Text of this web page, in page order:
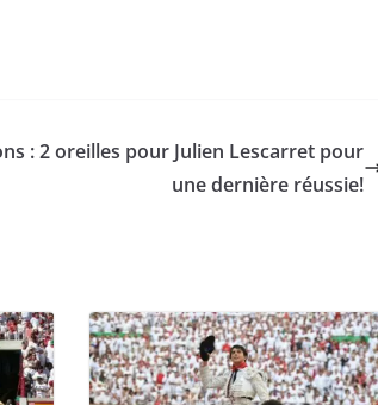
: 2 oreilles pour Julien Lescarret pour
une dernière réussie!